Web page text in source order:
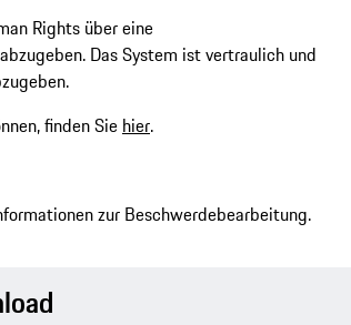
Rights über eine
Das System ist vertraulich und
finden Sie hier.
zur Beschwerdebearbeitung.